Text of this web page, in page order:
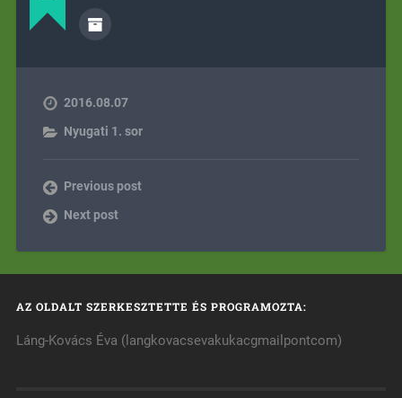
2016.08.07
Nyugati 1. sor
Previous post
Next post
AZ OLDALT SZERKESZTETTE ÉS PROGRAMOZTA:
Láng-Kovács Éva (langkovacsevakukacgmailpontcom)